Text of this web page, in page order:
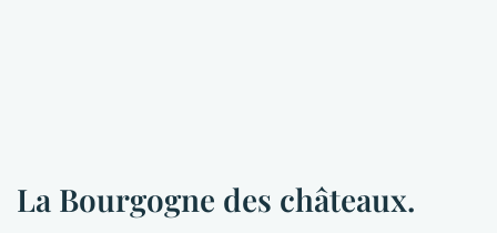
La Bourgogne des châteaux.